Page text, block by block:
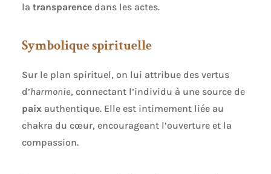
la transparencedans les actes.
Symbolique spirituelle
Sur le plan spirituel, on lui attribue des vertus
d’harmonie, connectant l’individu à une source de
paixauthentique. Elle est intimement liée au
chakra du cœur, encourageant l’ouverture et la
compassion.